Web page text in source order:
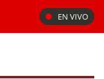
EN VIVO